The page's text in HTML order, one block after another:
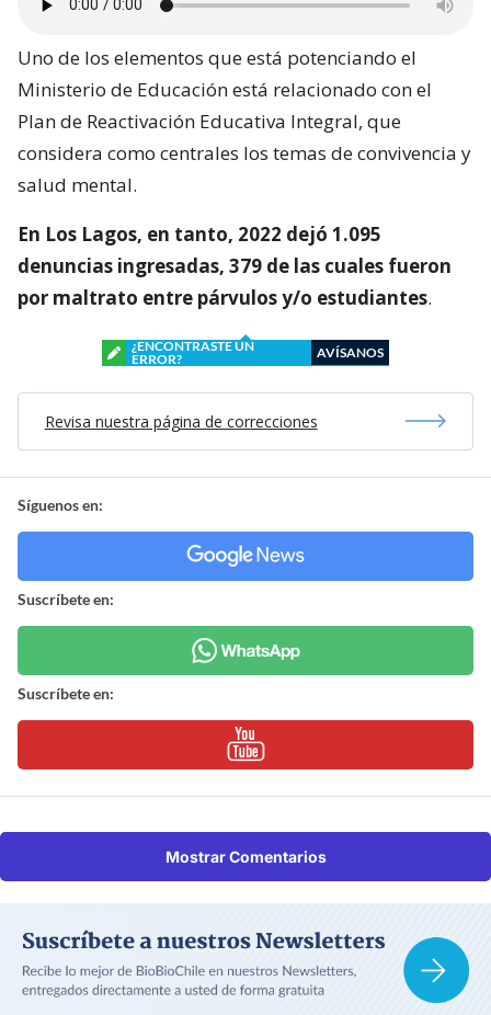
Uno de los elementos que está potenciando el
Ministerio de Educación está relacionado con el
Plan de Reactivación Educativa Integral, que
considera como centrales los temas de convivencia y
salud mental.
En Los Lagos, en tanto, 2022 dejó 1.095
denuncias ingresadas, 379 de las cuales fueron
por maltrato entre párvulos y/o estudiantes.
¿ENCONTRASTE UN
ERROR?
AVÍSANOS
Revisa nuestra página de correcciones
Síguenos en:
Suscríbete en:
Suscríbete en:
Mostrar Comentarios